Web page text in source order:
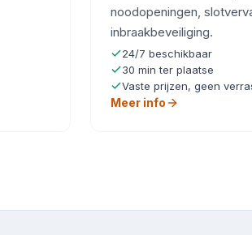
noodopeningen,
inbraakbeveiliging.
24/7 beschikbaar
30 min ter plaatse
Vaste prijzen, geen
Meer info